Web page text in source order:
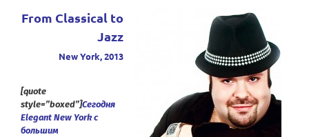
From Classical to
Jazz
New York, 2013
[quote
style=”boxed”]Сегодня
Elegant New Yorkс
большим